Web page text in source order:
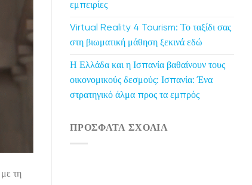
τη
εμπειρίες
Virtual Reality 4 Tourism: Το ταξίδι σας
στη βιωματική μάθηση ξεκινά εδώ
Η Ελλάδα και η Ισπανία βαθαίνουν τους
οικονομικούς δεσμούς: Ισπανία: Ένα
στρατηγικό άλμα προς τα εμπρός
ΠΡΌΣΦΑΤΑ ΣΧΌΛΙΑ